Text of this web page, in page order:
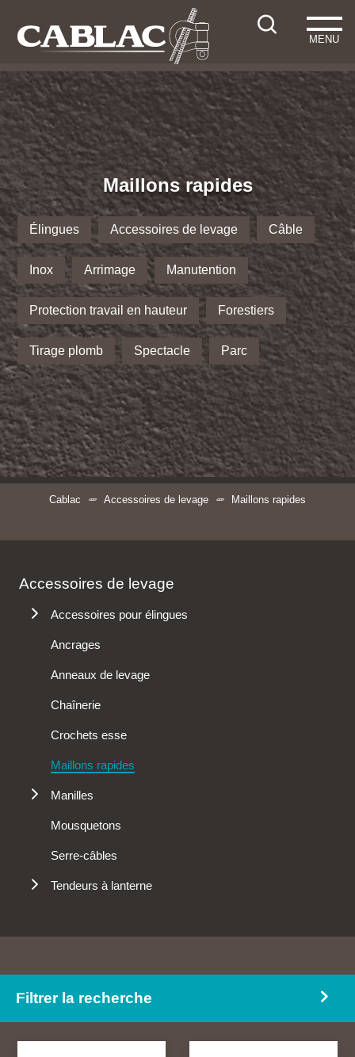
MENU
Maillons rapides
Élingues Accessoires de levage Câble
Inox Arrimage Manutention
Protection travail en hauteur Forestiers
Tirage plomb Spectacle Parc
Cablac Accessoires de levage Maillons rapides
Accessoires de levage
Accessoires pour élingues
Chaînes
Identification
Kit linguet
Mailles de tête
Raccourcisseurs
Ancrages
Anneaux de levage
Chaînerie
Crochets esse
Maillons rapides
Manilles
Grand passage
Mousquetons
Serre-câbles
Tendeurs à lanterne
Tendeurs d'arrimage
Filtrer la recherche